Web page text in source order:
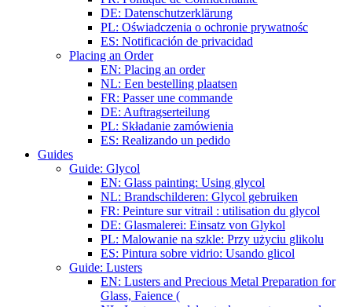
DE: Datenschutzerklärung
PL: Oświadczenia o ochronie prywatnośc
ES: Notificación de privacidad
Placing an Order
EN: Placing an order
NL: Een bestelling plaatsen
FR: Passer une commande
DE: Auftragserteilung
PL: Składanie zamówienia
ES: Realizando un pedido
Guides
Guide: Glycol
EN: Glass painting: Using glycol
NL: Brandschilderen: Glycol gebruiken
FR: Peinture sur vitrail : utilisation du glycol
DE: Glasmalerei: Einsatz von Glykol
PL: Malowanie na szkle: Przy użyciu glikolu
ES: Pintura sobre vidrio: Usando glicol
Guide: Lusters
EN: Lusters and Precious Metal Preparation for
Glass, Faience (